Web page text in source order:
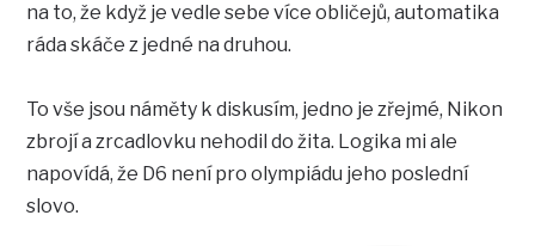
na to, že když je vedle sebe více obličejů, automatika
ráda skáče z jedné na druhou.
To vše jsou náměty k diskusím, jedno je zřejmé, Nikon
zbrojí a zrcadlovku nehodil do žita. Logika mi ale
napovídá, že D6 není pro olympiádu jeho poslední
slovo.